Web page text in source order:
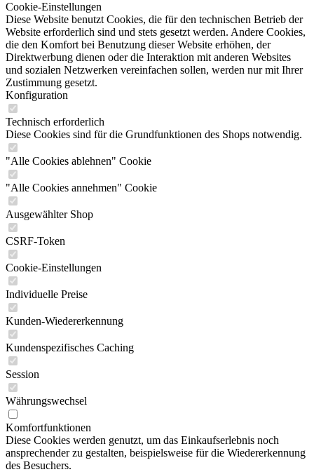
Cookie-Einstellungen
Diese Website benutzt Cookies, die für den technischen Betrieb der
Website erforderlich sind und stets gesetzt werden. Andere Cookies,
die den Komfort bei Benutzung dieser Website erhöhen, der
Direktwerbung dienen oder die Interaktion mit anderen Websites
und sozialen Netzwerken vereinfachen sollen, werden nur mit Ihrer
Zustimmung gesetzt.
Konfiguration
Technisch erforderlich
Diese Cookies sind für die Grundfunktionen des Shops notwendig.
"Alle Cookies ablehnen" Cookie
"Alle Cookies annehmen" Cookie
Ausgewählter Shop
CSRF-Token
Cookie-Einstellungen
Individuelle Preise
Kunden-Wiedererkennung
Kundenspezifisches Caching
Session
Währungswechsel
Komfortfunktionen
Diese Cookies werden genutzt, um das Einkaufserlebnis noch
ansprechender zu gestalten, beispielsweise für die Wiedererkennung
des Besuchers.